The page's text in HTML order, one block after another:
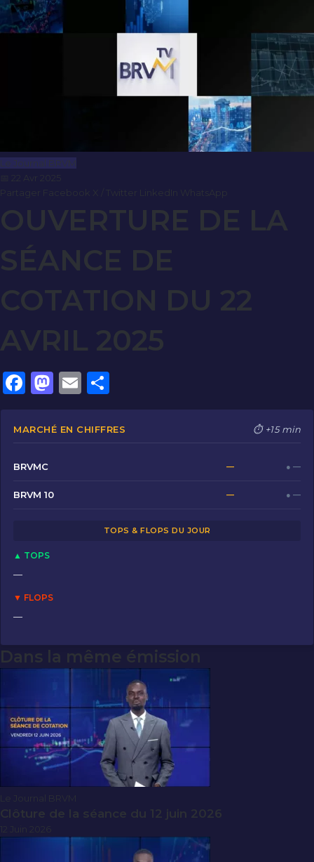
Le Journal BRVM
OUVERTURE DE LA
SÉANCE DE
COTATION DU 22
AVRIL 2025
F
a
c
b
o
o
M
a
st
o
n
E
m
ai
ar
ta
MARCHÉ EN CHIFFRES ⏱ +15 min
BRVMC — ● —
BRVM 10 — ● —
TOPS & FLOPS DU JOUR
▲ TOPS
—
▼ FLOPS
—
Dans la même émission
Le Journal BRVM
Clôture de la séance du 12 juin 2026